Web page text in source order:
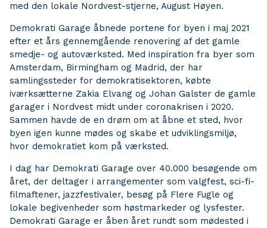
med den lokale Nordvest-stjerne, August Høyen.
Demokrati Garage åbnede portene for byen i maj 2021
efter et års gennemgående renovering af det gamle
smedje- og autoværksted. Med inspiration fra byer som
Amsterdam, Birmingham og Madrid, der har
samlingssteder for demokratisektoren, købte
iværksætterne Zakia Elvang og Johan Galster de gamle
garager i Nordvest midt under coronakrisen i 2020.
Sammen havde de en drøm om at åbne et sted, hvor
byen igen kunne mødes og skabe et udviklingsmiljø,
hvor demokratiet kom på værksted.
I dag har Demokrati Garage over 40.000 besøgende om
året, der deltager i arrangementer som valgfest, sci-fi-
filmaftener, jazzfestivaler, besøg på Flere Fugle og
lokale begivenheder som høstmarkeder og lysfester.
Demokrati Garage er åben året rundt som mødested i